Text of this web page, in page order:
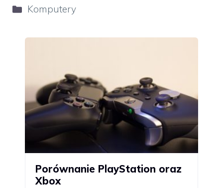
Kategorie
Komputery
Porównanie PlayStation oraz
Xbox